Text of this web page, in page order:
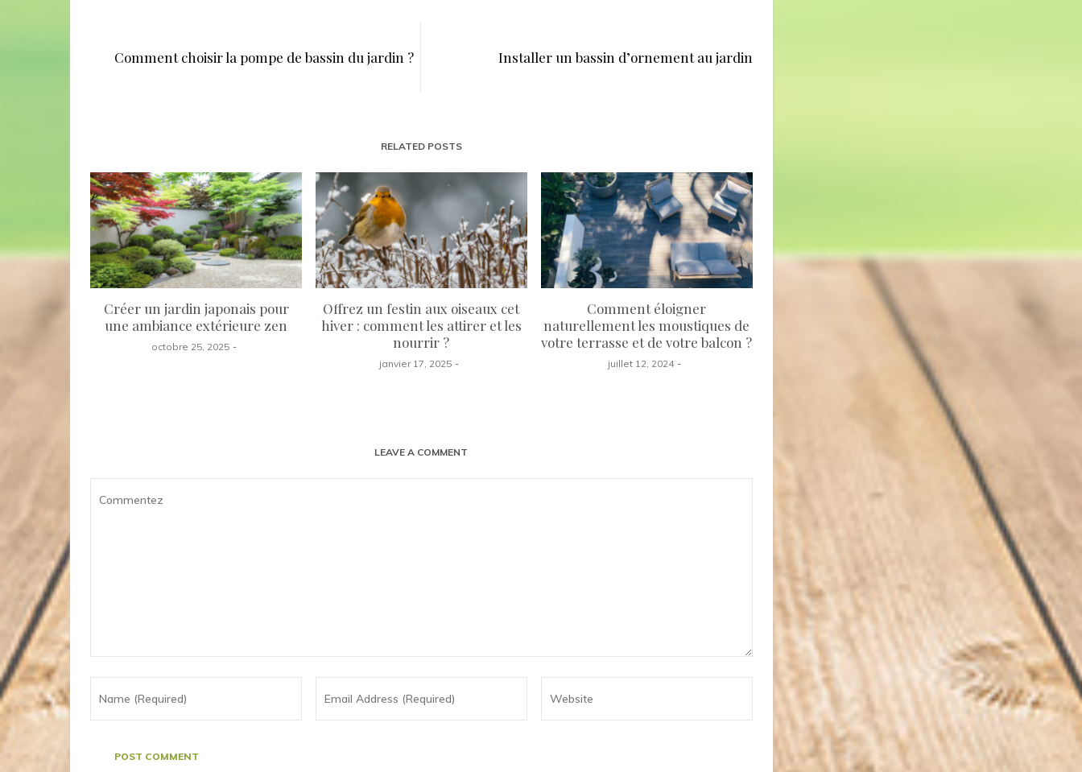
Comment choisir la pompe de bassin du jardin ? Installer un bassin d’ornement au jardin
RELATED POSTS
Créer un jardin japonais pour
une ambiance extérieure zen
octobre 25, 2025
Offrez un festin aux oiseaux cet
hiver : comment les attirer et les
nourrir ?
janvier 17, 2025
Comment éloigner
naturellement les moustiques de
votre terrasse et de votre balcon ?
juillet 12, 2024
LEAVE A COMMENT